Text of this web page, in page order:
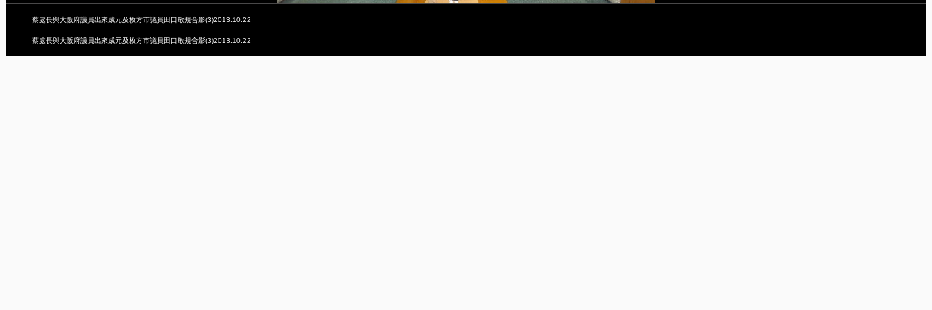
蔡處長與大阪府議員出來成元及枚方市議員田口敬規合影(3)2013.10.22
蔡處長與大阪府議員出來成元及枚方市議員田口敬規合影(3)2013.10.22